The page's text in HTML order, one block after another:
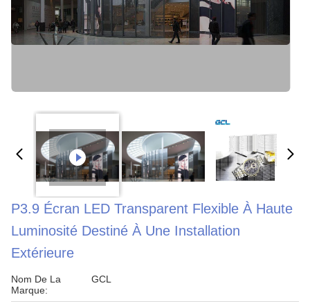
P3.9 Écran LED Transparent Flexible À Haute
Luminosité Destiné À Une Installation
Extérieure
Nom De La
Marque:
GCL